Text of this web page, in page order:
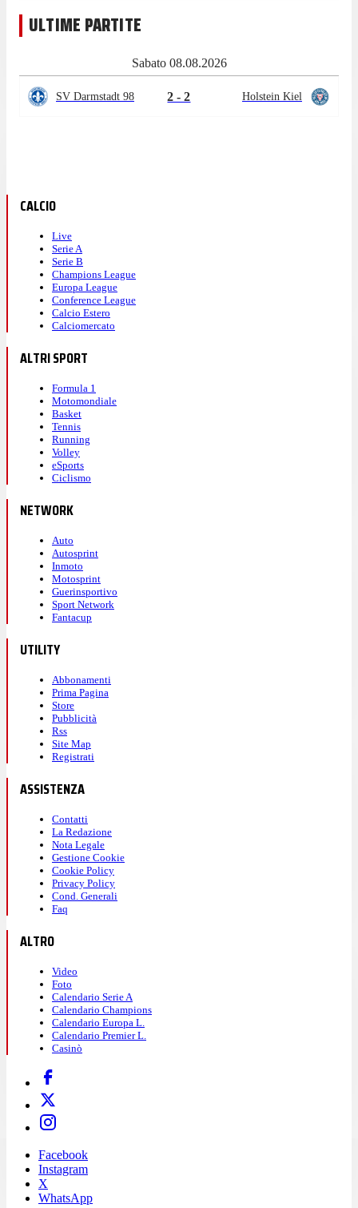
ULTIME PARTITE
Sabato 08.08.2026
SV Darmstadt 98 2 - 2 Holstein Kiel
CALCIO
Live
Serie A
Serie B
Champions League
Europa League
Conference League
Calcio Estero
Calciomercato
ALTRI SPORT
Formula 1
Motomondiale
Basket
Tennis
Running
Volley
eSports
Ciclismo
NETWORK
Auto
Autosprint
Inmoto
Motosprint
Guerinsportivo
Sport Network
Fantacup
UTILITY
Abbonamenti
Prima Pagina
Store
Pubblicità
Rss
Site Map
Registrati
ASSISTENZA
Contatti
La Redazione
Nota Legale
Gestione Cookie
Cookie Policy
Privacy Policy
Cond. Generali
Faq
ALTRO
Video
Foto
Calendario Serie A
Calendario Champions
Calendario Europa L.
Calendario Premier L.
Casinò
Facebook
Instagram
X
WhatsApp